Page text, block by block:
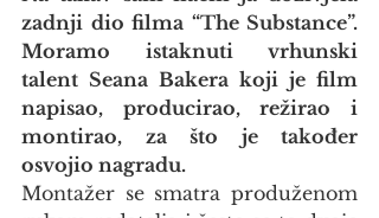
zadnji dio filma “The Substance”.
Moramo istaknuti vrhunski
talent Seana Bakera koji je film
napisao, producirao, režirao i
montirao, za što je također
osvojio nagradu.
Montažer se smatra produženom